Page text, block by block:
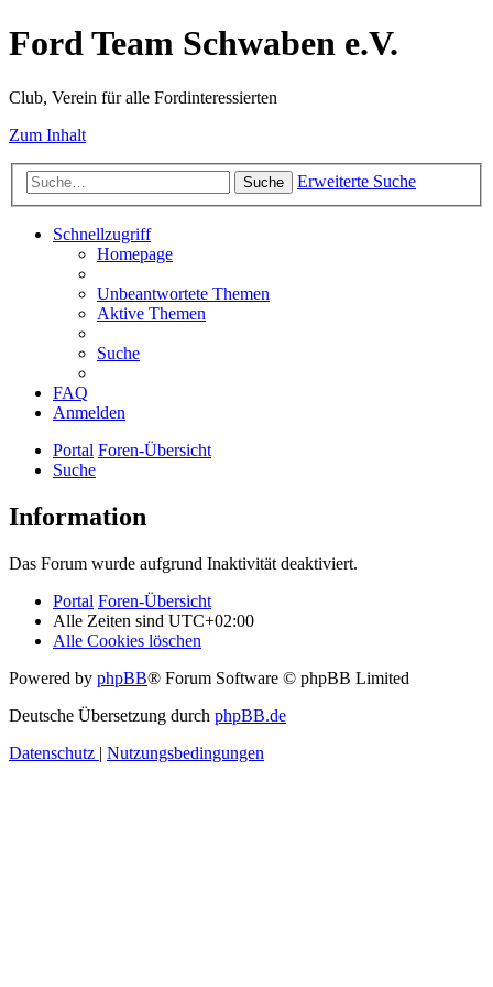
Ford Team Schwaben e.V.
Club, Verein für alle Fordinteressierten
Zum Inhalt
Suche Erweiterte Suche
Schnellzugriff
Homepage
Unbeantwortete Themen
Aktive Themen
Suche
FAQ
Anmelden
Portal Foren-Übersicht
Suche
Information
Das Forum wurde aufgrund Inaktivität deaktiviert.
Portal Foren-Übersicht
Alle Zeiten sind UTC+02:00
Alle Cookies löschen
Powered by phpBB® Forum Software © phpBB Limited
Deutsche Übersetzung durch phpBB.de
Datenschutz | Nutzungsbedingungen